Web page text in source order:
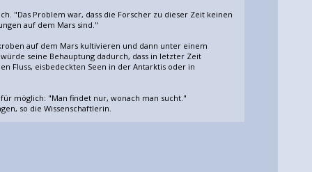
"Das Problem war, dass die Forscher zu dieser Zeit keinen
auf dem Mars sind."
auf dem Mars kultivieren und dann unter einem
seine Behauptung dadurch, dass in letzter Zeit
Fluss, eisbedeckten Seen in der Antarktis oder in
möglich: "Man findet nur, wonach man sucht."
so die Wissenschaftlerin.